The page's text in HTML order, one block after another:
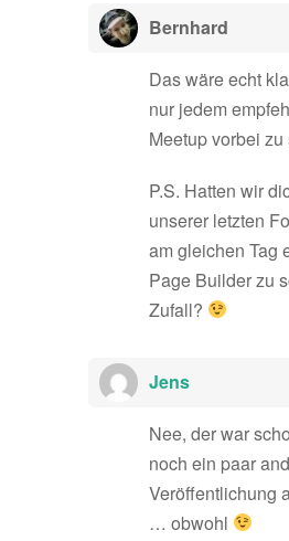
Bernhard
Das wäre echt
nur jedem
Meetup vorbei
P.S. Hatten wir
unserer letzten
am gleichen Tag
Page Builder zu
Zufall?
Jens
Nee, der war
noch ein paar
Veröffentlichung
… obwohl